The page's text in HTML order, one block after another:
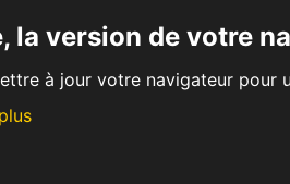
la version de votre
à jour votre navigateur